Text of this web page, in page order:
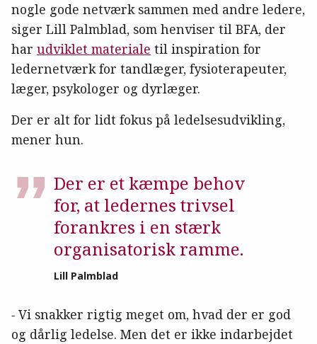
nogle gode netværk sammen med andre ledere,
siger Lill Palmblad, som henviser til BFA, der
har udviklet materiale til inspiration for
ledernetværk for tandlæger, fysioterapeuter,
læger, psykologer og dyrlæger.
Der er alt for lidt fokus på ledelsesudvikling,
mener hun.
Der er et kæmpe behov
for, at ledernes trivsel
forankres i en stærk
organisatorisk ramme.
Lill Palmblad
- Vi snakker rigtig meget om, hvad der er god
og dårlig ledelse. Men det er ikke indarbejdet